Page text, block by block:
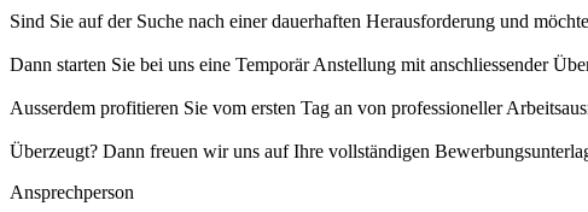
Sind Sie auf der Suche nach einer dauerhaften Herausforderung und
Dann starten Sie bei uns eine Temporär Anstellung mit anschliessender
Ausserdem profitieren Sie vom ersten Tag an von professioneller
Überzeugt? Dann freuen wir uns auf Ihre vollständigen
Ansprechperson